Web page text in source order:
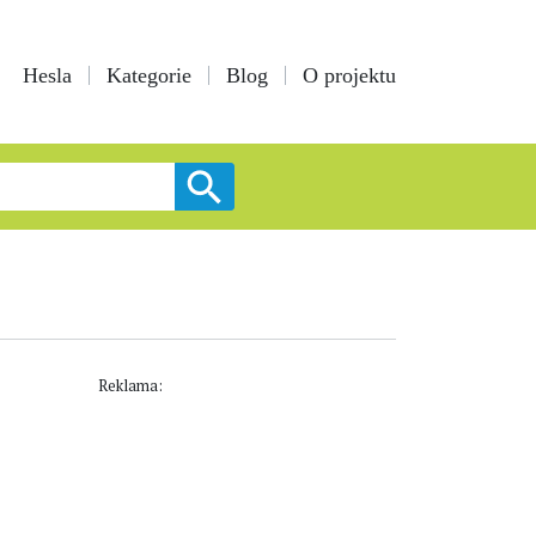
Hesla Kategorie Blog O projektu
Reklama: